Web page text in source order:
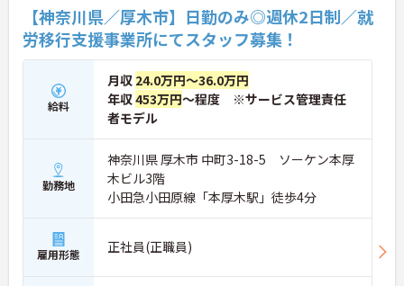
【神奈川県／厚木市】日勤のみ◎週休2日制／就
労移行支援事業所にてスタッフ募集！
給料
月収 24.0万円～36.0万円
年収453万円～程度 ※サービス管理責任
者モデル
勤務地
神奈川県 厚木市 中町3-18-5 ソーケン本厚
木ビル3階
小田急小田原線「本厚木駅」徒歩4分
雇用形態 正社員(正職員)